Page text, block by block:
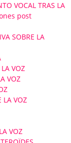
VOCAL TRAS LA
post
SOBRE LA
VOZ
VOZ
VOZ
VOZ